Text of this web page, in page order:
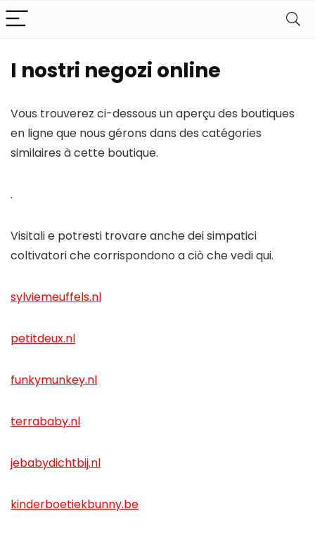
I nostri negozi online
Vous trouverez ci-dessous un aperçu des boutiques
en ligne que nous gérons dans des catégories
similaires à cette boutique.
.
Visitali e potresti trovare anche dei simpatici
coltivatori che corrispondono a ciò che vedi qui.
sylviemeuffels.nl
petitdeux.nl
funkymunkey.nl
terrababy.nl
jebabydichtbij.nl
kinderboetiekbunny.be